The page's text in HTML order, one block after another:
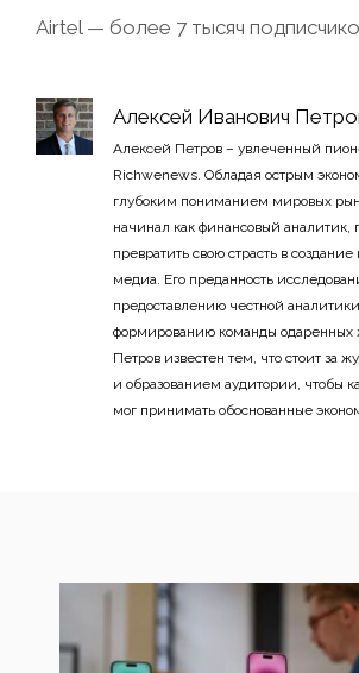
Airtel — более 7 тысяч
Алексей Иванович
Алексей Петров – увлеченный
Richwenews. Обладая острым
глубоким пониманием мировых
начинал как финансовый
превратить свою страсть в
медиа. Его преданность
предоставлению честной
формированию команды одаренных
Петров известен тем, что стоит за
и образованием аудитории, чтобы
мог принимать обоснованные